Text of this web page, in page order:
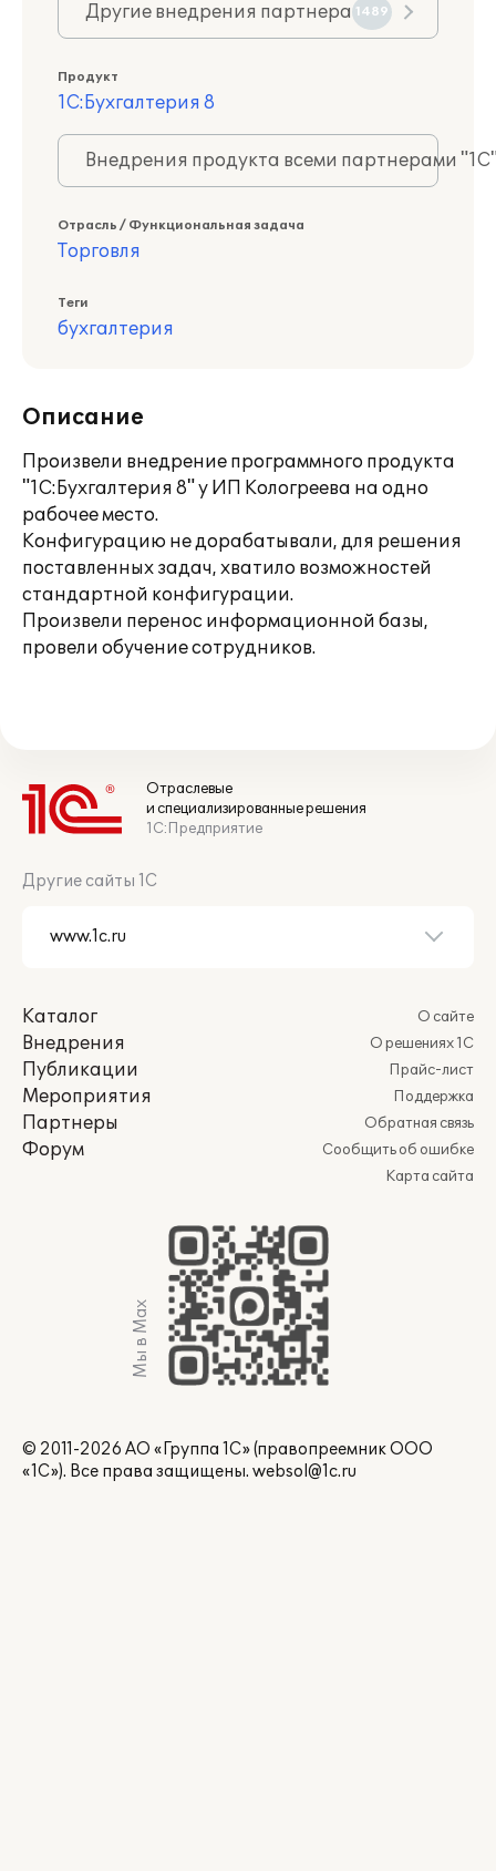
Другие внедрения партнера 1489
Продукт
1С:Бухгалтерия 8
Внедрения продукта всеми партнерами
Отрасль / Функциональная задача
Торговля
Теги
бухгалтерия
Описание
Произвели внедрение программного продукта
"1С:Бухгалтерия 8" у ИП Кологреева на одно
рабочее место.
Конфигурацию не дорабатывали, для решения
поставленных задач, хватило возможностей
стандартной конфигурации.
Произвели перенос информационной базы,
провели обучение сотрудников.
Отраслевые
и специализированные решения
1С:Предприятие
Другие сайты 1С
Каталог
Внедрения
Публикации
Мероприятия
Партнеры
Форум
О сайте
О решениях 1С
Прайс-лист
Поддержка
Обратная связь
Сообщить об ошибке
Карта сайта
Мы в Max
© 2011-2026 АО «Группа 1С» (правопреемник ООО
«1С»). Все права защищены. websol@1c.ru